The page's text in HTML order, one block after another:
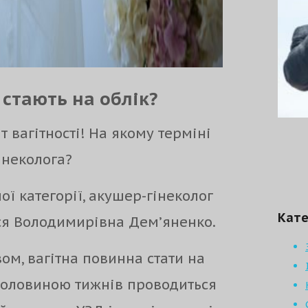
на облік?
На якому терміні
категорії, акушер-гінеколог
Володимирівна Дем’яненко.
вагітна повинна стати на
тижнів проводиться